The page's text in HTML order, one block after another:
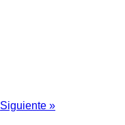
Siguiente »